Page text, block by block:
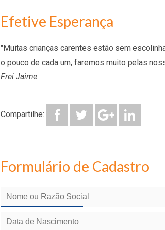
Efetive Esperança
"Muitas crianças carentes estão sem
o pouco de cada um, faremos muito pelas
Frei Jaime
Compartilhe:
Formulário de Cadastro